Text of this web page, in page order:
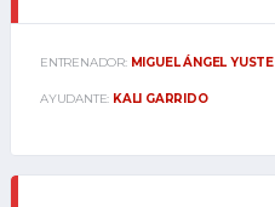
ENTRENADOR: MIGUEL ÁNGEL YUSTE
AYUDANTE: KALI GARRIDO